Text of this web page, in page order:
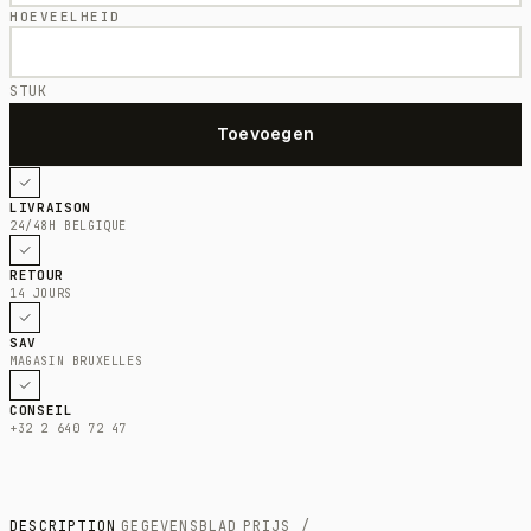
HOEVEELHEID
STUK
LIVRAISON
24/48H BELGIQUE
RETOUR
14 JOURS
SAV
MAGASIN BRUXELLES
CONSEIL
+32 2 640 72 47
DESCRIPTION GEGEVENSBLAD PRIJS /